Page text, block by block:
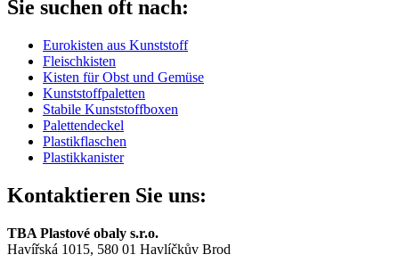
Sie suchen oft nach:
Eurokisten aus Kunststoff
Fleischkisten
Kisten für Obst und Gemüse
Kunststoffpaletten
Stabile Kunststoffboxen
Palettendeckel
Plastikflaschen
Plastikkanister
Kontaktieren Sie uns:
TBA Plastové obaly s.r.o.
Havířská 1015, 580 01 Havlíčkův Brod